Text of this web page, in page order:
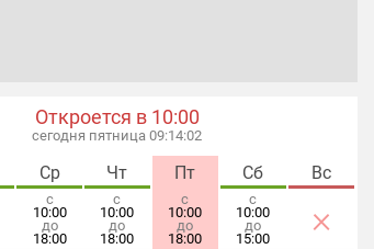
Откроется в 10:00
сегодня пятница 09:14:03
Ср
с
10:00
до
18:00
Чт
с
10:00
до
18:00
Пт
с
10:00
до
18:00
Сб
с
10:00
до
15:00
Вс
×